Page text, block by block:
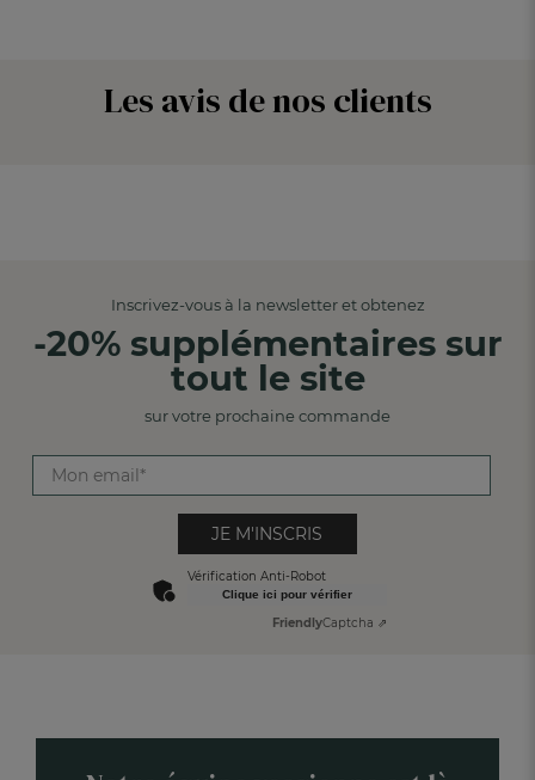
Les avis de nos clients
Inscrivez-vous à la newsletter et obtenez
-20% supplémentaires sur
tout le site
sur votre prochaine commande
JE M'INSCRIS
Vérification Anti-Robot
Clique ici pour vérifier
FriendlyCaptcha ⇗